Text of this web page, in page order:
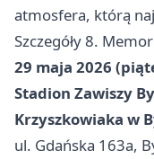
atmosfera, którą
Szczegóły 8.
29 maja 2026
Stadion Zawiszy
Krzyszkowiaka w
ul. Gdańska 163a,